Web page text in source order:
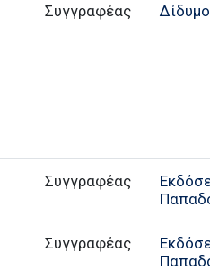
Συγγραφέας
Συγγραφέας
Συγγραφέας